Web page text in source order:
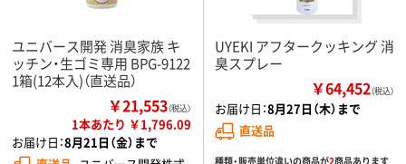
ユニバース開発 消臭家族 キ
ッチン・生ゴミ専用 BPG-9122
1箱(12本入)（直送品）
￥21,553（税込）
1本あたり ￥1,796.09
お届け日：8月21日（金）まで
UYEKI アフタークッキング 消
臭スプレー
￥64,452（税込）
お届け日：8月27日（木）まで
直送品
種類・販売単位違いの商品が2商品あります